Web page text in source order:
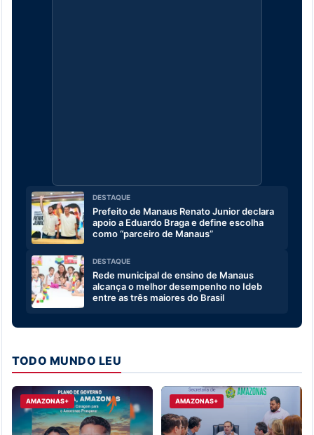
DESTAQUE
Prefeito de Manaus Renato Junior declara
apoio a Eduardo Braga e define escolha
como “parceiro de Manaus”
DESTAQUE
Rede municipal de ensino de Manaus
alcança o melhor desempenho no Ideb
entre as três maiores do Brasil
TODO MUNDO LEU
AMAZONAS+ AMAZONAS+